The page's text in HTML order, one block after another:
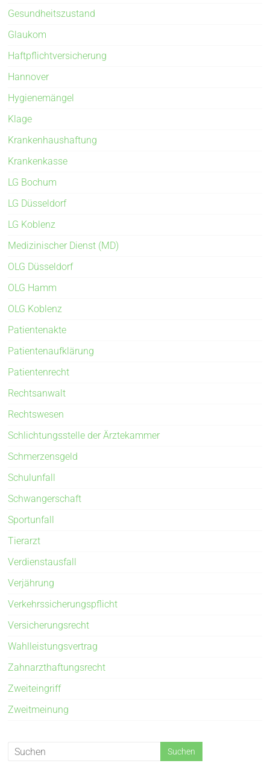
Gesundheitszustand
Glaukom
Haftpflichtversicherung
Hannover
Hygienemängel
Klage
Krankenhaushaftung
Krankenkasse
LG Bochum
LG Düsseldorf
LG Koblenz
Medizinischer Dienst (MD)
OLG Düsseldorf
OLG Hamm
OLG Koblenz
Patientenakte
Patientenaufklärung
Patientenrecht
Rechtsanwalt
Rechtswesen
Schlichtungsstelle der Ärztekammer
Schmerzensgeld
Schulunfall
Schwangerschaft
Sportunfall
Tierarzt
Verdienstausfall
Verjährung
Verkehrssicherungspflicht
Versicherungsrecht
Wahlleistungsvertrag
Zahnarzthaftungsrecht
Zweiteingriff
Zweitmeinung